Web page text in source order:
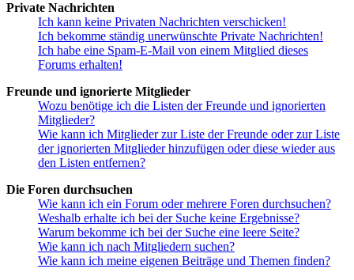
Private Nachrichten
Ich kann keine Privaten Nachrichten verschicken!
Ich bekomme ständig unerwünschte Private Nachrichten!
Ich habe eine Spam-E-Mail von einem Mitglied dieses
Forums erhalten!
Freunde und ignorierte Mitglieder
Wozu benötige ich die Listen der Freunde und ignorierten
Mitglieder?
Wie kann ich Mitglieder zur Liste der Freunde oder zur Liste
der ignorierten Mitglieder hinzufügen oder diese wieder aus
den Listen entfernen?
Die Foren durchsuchen
Wie kann ich ein Forum oder mehrere Foren durchsuchen?
Weshalb erhalte ich bei der Suche keine Ergebnisse?
Warum bekomme ich bei der Suche eine leere Seite?
Wie kann ich nach Mitgliedern suchen?
Wie kann ich meine eigenen Beiträge und Themen finden?